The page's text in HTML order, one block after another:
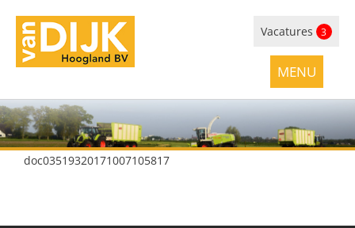
Vacatures 3
doc03519320171007105817